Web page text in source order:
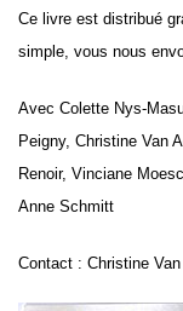
Ce livre est distribué
simple, vous nous
Avec Colette Nys-
Peigny, Christine Van
Renoir, Vinciane
Anne Schmitt
Contact : Christine Van